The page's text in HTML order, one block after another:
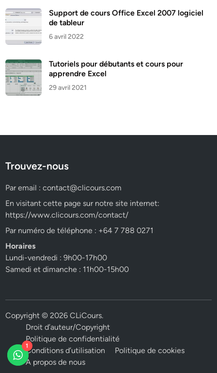
Support de cours Office Excel 2007 logiciel
de tableur
6 avril 2022
Tutoriels pour débutants et cours pour
apprendre Excel
29 avril 2021
Trouvez-nous
Par email :contact@clicours.com
En visitant cette page sur notre site internet:
https://www.clicours.com/contact/
Par numéro de téléphone : +64 7 788 0271
Horaires
Lundi-vendredi : 9h00-17h00
Samedi et dimanche : 11h00-15h00
Copyright © 2026CLiCours.
Droit d’auteur/Copyright
Politique de confidentialité
Conditions d’utilisation
Politique de cookies
A propos de nous
1